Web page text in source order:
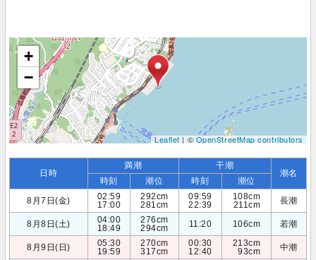
+
−
Leaflet| ©OpenStreetMap contributors
日時
満潮 干潮
潮名
時刻 潮位 時刻
潮位
8月7日(金)
02:59
17:00
292cm
281cm
09:59
22:39
108cm
211cm
長潮
8月8日(土)
04:00
18:49
276cm
294cm
11:20 106cm 若潮
8月9日(日)
05:30
19:59
270cm
317cm
00:30
12:40
213cm
93cm
中潮